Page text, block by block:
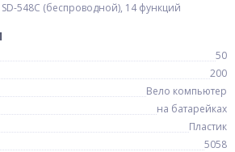
548C (беспроводной), 14 функций
50
200
Вело компьютер
на батарейках
Пластик
5058